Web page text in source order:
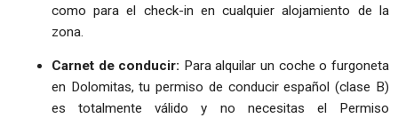
como para el check-in en cualquier alojamiento de la
zona.
Carnet de conducir: Para alquilar un coche o furgoneta
en Dolomitas, tu permiso de conducir español (clase B)
es totalmente válido y no necesitas el Permiso